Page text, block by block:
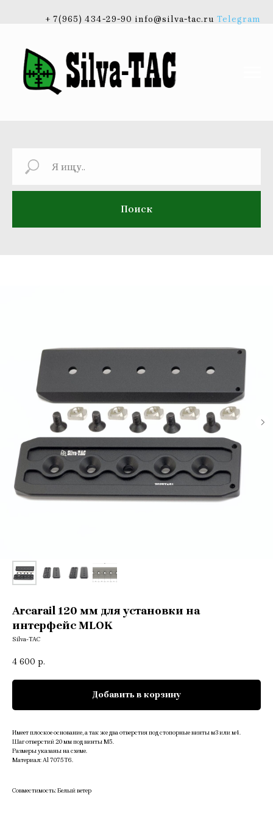
+ 7(965) 434-29-90 info@silva-tac.ru Telegram
Поиск
Arcarail 120 мм для установки на
интерфейс MLOK
Silva-TAC
4 600 р.
Добавить в корзину
Имеет плоское основание, а так же два отверстия под стопорные винты м3 или м4.
Шаг отверстий 20 мм под винты М5.
Размеры указаны на схеме.
Материал: Al 7075T6.
Совместимость: Белый ветер